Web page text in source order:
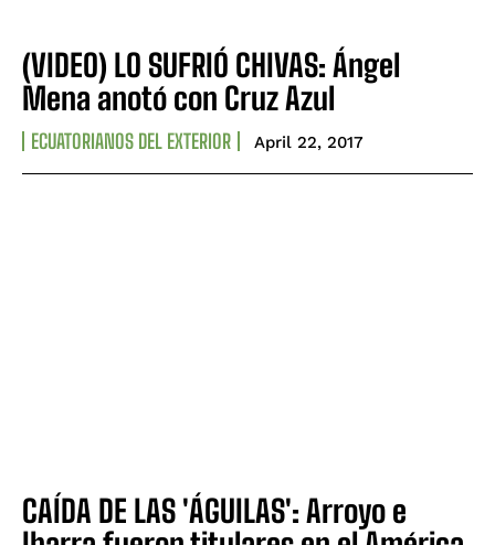
(VIDEO) LO SUFRIÓ CHIVAS: Ángel
Mena anotó con Cruz Azul
ECUATORIANOS DEL EXTERIOR April 22, 2017
CAÍDA DE LAS 'ÁGUILAS': Arroyo e